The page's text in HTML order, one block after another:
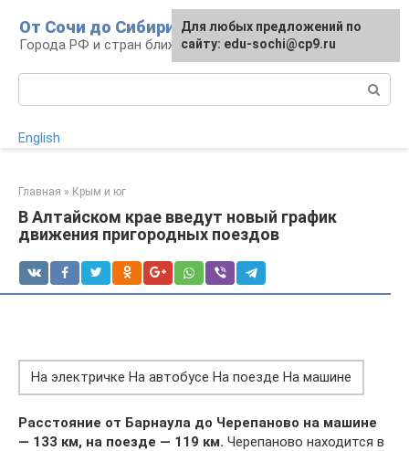
контенту
От Сочи до Сибири
Города РФ и стран ближнего зарубежья
English
Главная » Крым и юг
В Алтайском крае введут новый график
движения пригородных поездов
На электричке На автобусе На поезде На машине
Расстояние от Барнаула до Черепаново на машине
— 133 км, на поезде — 119 км. Черепаново находится в
Для любых предложений по
сайту: edu-sochi@cp9.ru